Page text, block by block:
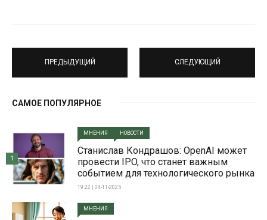
ПРЕДЫДУЩИЙ СЛЕДУЮЩИЙ
САМОЕ ПОПУЛЯРНОЕ
МНЕНИЯ НОВОСТИ
Станислав Кондрашов: OpenAI может
провести IPO, что станет важным
событием для технологического рынка
19:22 | 04-11-2025
1
МНЕНИЯ